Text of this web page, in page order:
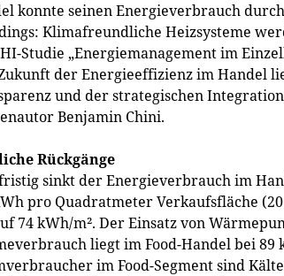
konnte seinen Energieverbrauch
Klimafreundliche Heizsysteme
Studie „Energiemanagement im
der Energieeffizienz im Handel
und der strategischen
Benjamin Chini.
Rückgänge
sinkt der Energieverbrauch im
pro Quadratmeter Verkaufsfläche
74 kWh/m². Der Einsatz von
liegt im Food-Handel bei 89
im Food-Segment sind